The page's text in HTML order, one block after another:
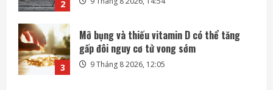
3
4
Cloudflare ra mắt trình duyệt dành riêng
cho các tác nhân AI
9 Tháng 8 2026, 12:00